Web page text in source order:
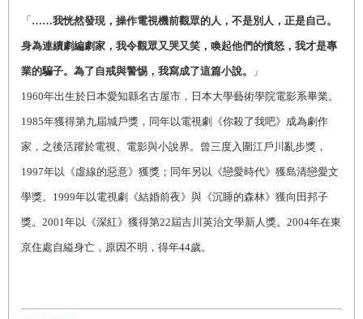
「……我恍然發現，操作電視機前觀眾的人，不是別人，正是自己。
身為連續劇編劇家，我令觀眾又哭又笑，喚起他們的憤怒，我才是專
業的騙子。為了自戒與警惕，我寫成了這篇小說。 」
1960年出生於日本愛知縣名古屋市，日本大學藝術學院電影系畢業。
1985年獲得第九屆城戶獎，同年以電視劇《你殺了我吧》成為劇作
家，之後活躍於電視、電影與小說界。曾三度入圍江戶川亂步獎，
1997年以《虛線的惡意》獲獎；同年另以《戀愛時代》獲島清戀愛文
學獎。1999年以電視劇《結婚前夜》與《沉睡的森林》獲向田邦子
獎。2001年以《深紅》獲得第22屆吉川英治文學新人獎。2004年在東
京住處自縊身亡，原因不明，得年44歲。